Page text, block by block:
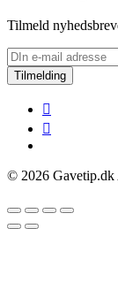
Tilmeld
Tilmelding
© 2026 Gavetip.dk